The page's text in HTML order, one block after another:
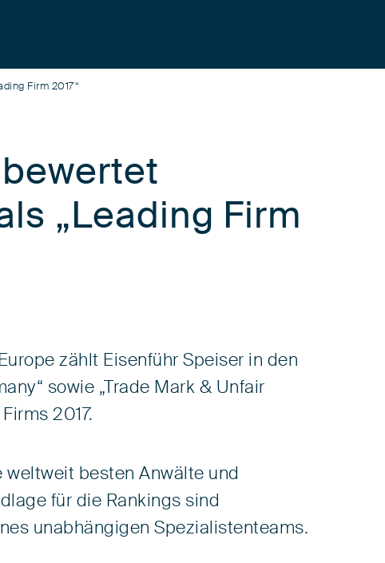
Firm 2017“
„Leading Firm
zählt Eisenführ Speiser in den
sowie „Trade Mark & Unfair
2017.
weltweit besten Anwälte und
für die Rankings sind
unabhängigen Spezialistenteams.